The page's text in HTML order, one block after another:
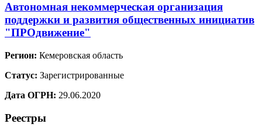
Автономная некоммерческая организация
поддержки и развития общественных инициатив
"ПРОдвижение"
Регион: Кемеровская область
Статус: Зарегистрированные
Дата ОГРН: 29.06.2020
Реестры